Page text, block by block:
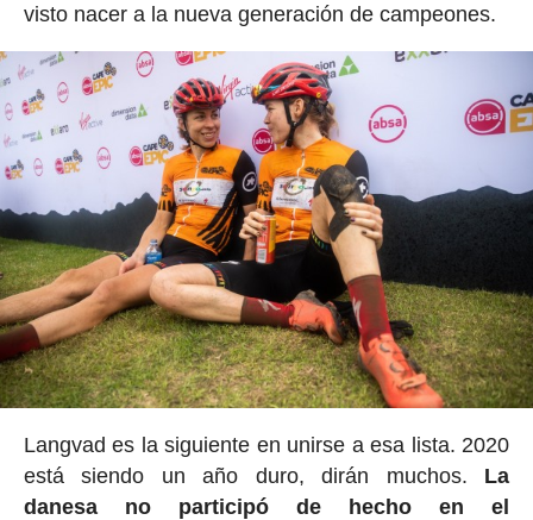
visto nacer a la nueva generación de campeones.
Langvad es la siguiente en unirse a esa lista. 2020
está siendo un año duro, dirán muchos. La
danesa no participó de hecho en el